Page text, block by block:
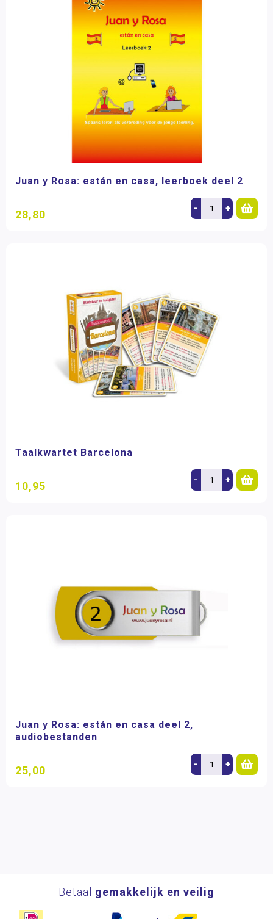
Juan y Rosa: están en casa, leerboek deel 2
28,80 - +
Taalkwartet Barcelona
10,95 - +
Juan y Rosa: están en casa deel 2,
audiobestanden
25,00 - +
Betaal gemakkelijk en veilig